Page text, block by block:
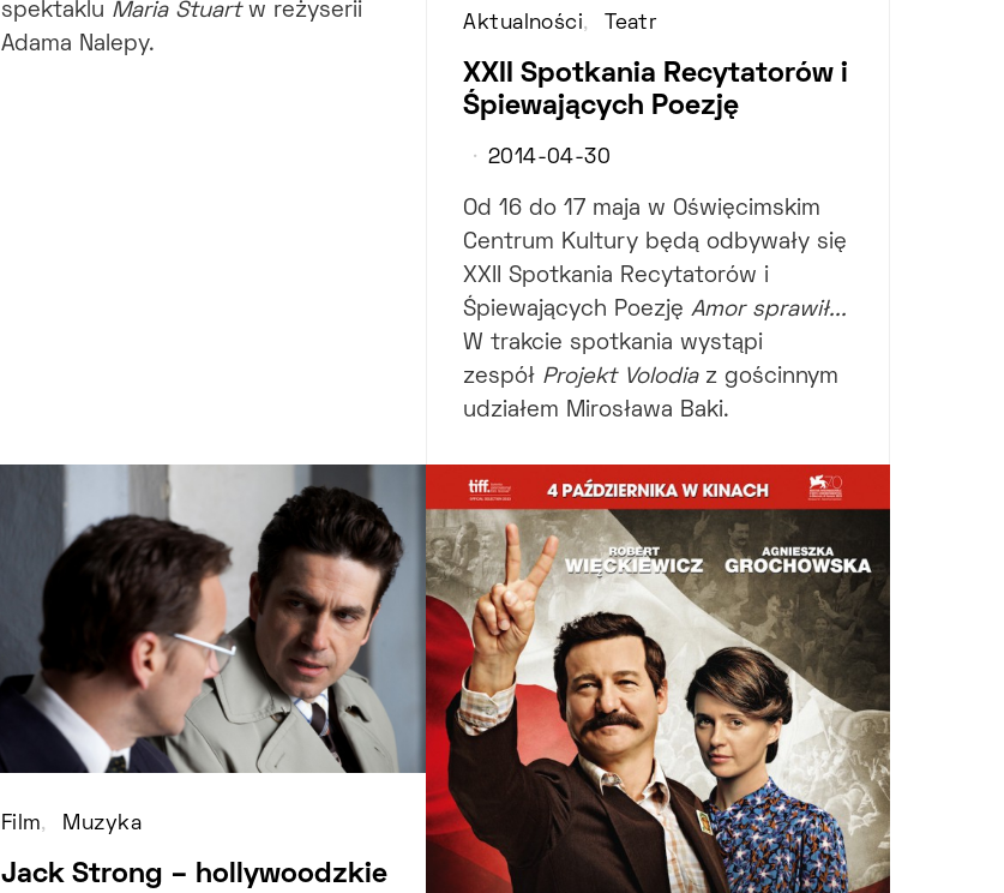
spektaklu Maria Stuartw reżyserii
Adama Nalepy.
Aktualności Teatr
XXII Spotkania Recytatorów i
Śpiewających Poezję
2014-04-30
Od 16 do 17 maja w Oświęcimskim
Centrum Kultury będą odbywały się
XXII Spotkania Recytatorów i
Śpiewających PoezjęAmor sprawił...
W trakcie spotkania wystąpi
zespół Projekt Volodia z gościnnym
udziałem Mirosława Baki.
Film Muzyka
Jack Strong – hollywoodzkie